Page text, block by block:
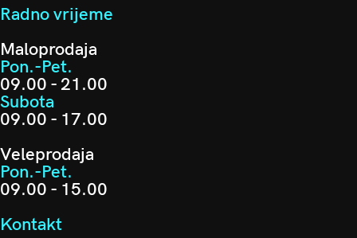
Radno vrijeme
Maloprodaja
Pon.-Pet.
09.00 - 21.00
Subota
09.00 - 17.00
Veleprodaja
Pon.-Pet.
09.00 - 15.00
Kontakt